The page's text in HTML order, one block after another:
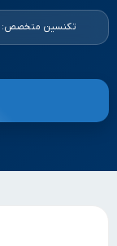
تکنسین متخصص: 2500+